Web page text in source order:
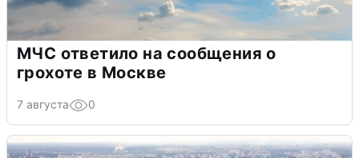
МЧС ответило на сообщения о
грохоте в Москве
7 августа 0